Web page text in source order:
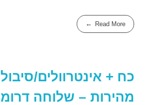
Read More
כח + אינטרוולים/
מהירות – שלוחה